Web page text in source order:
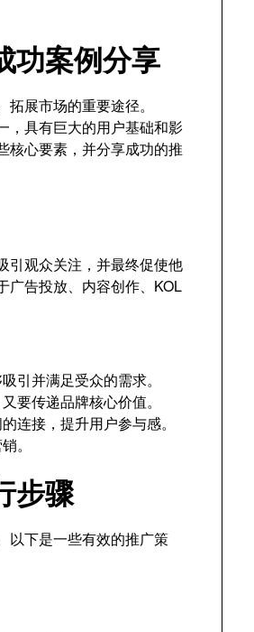
功案例分享
展市场的重要途径。
，具有巨大的用户基础和影
核心要素，并分享成功的推
引观众关注，并最终促使他
广告投放、内容创作、KOL
引并满足受众的需求。
要传递品牌核心价值。
连接，提升用户参与感。
。
步骤
以下是一些有效的推广策